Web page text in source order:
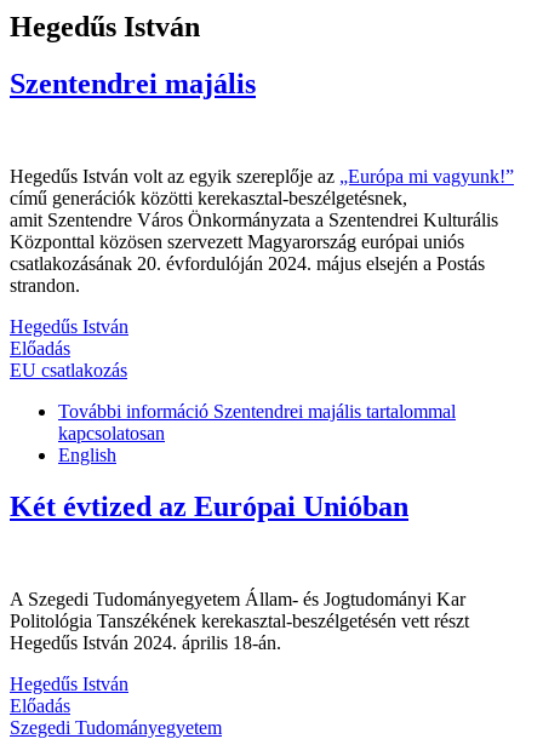
Hegedűs István
Szentendrei majális
Hegedűs István volt az egyik szereplője az „Európa mi vagyunk!”
című generációk közötti kerekasztal-beszélgetésnek,
amit Szentendre Város Önkormányzata a Szentendrei Kulturális
Központtal közösen szervezett Magyarország európai uniós
csatlakozásának 20. évfordulóján 2024. május elsején a Postás
strandon.
Hegedűs István
Előadás
EU csatlakozás
További információ Szentendrei majális tartalommal
kapcsolatosan
English
Két évtized az Európai Unióban
A Szegedi Tudományegyetem Állam- és Jogtudományi Kar
Politológia Tanszékének kerekasztal-beszélgetésén vett részt
Hegedűs István 2024. április 18-án.
Hegedűs István
Előadás
Szegedi Tudományegyetem